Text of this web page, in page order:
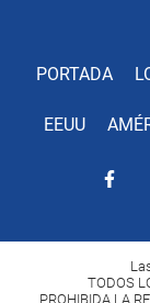
PORTADA
EEUU
TODOS
PROHIBIDA LA